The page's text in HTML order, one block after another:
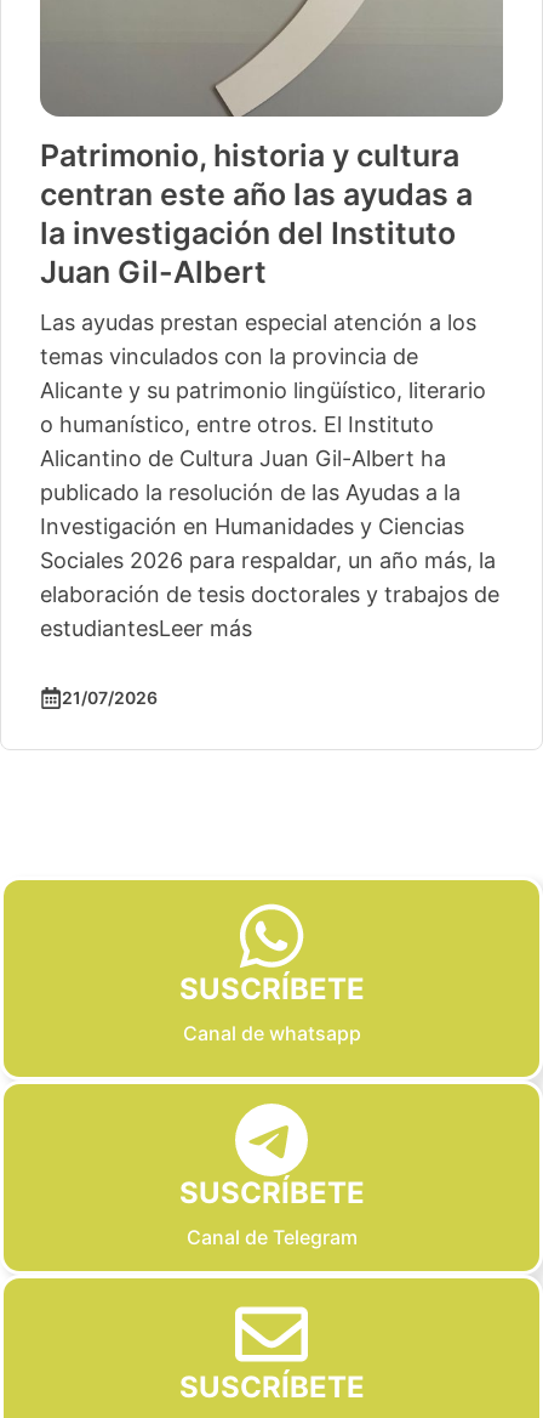
Patrimonio, historia y cultura
centran este año las ayudas a
la investigación del Instituto
Juan Gil-Albert
Las ayudas prestan especial atención a los
temas vinculados con la provincia de
Alicante y su patrimonio lingüístico, literario
o humanístico, entre otros. El Instituto
Alicantino de Cultura Juan Gil-Albert ha
publicado la resolución de las Ayudas a la
Investigación en Humanidades y Ciencias
Sociales 2026 para respaldar, un año más, la
elaboración de tesis doctorales y trabajos de
estudiantesLeer más
21/07/2026
SUSCRÍBETE
Canal de whatsapp
SUSCRÍBETE
Canal de Telegram
SUSCRÍBETE